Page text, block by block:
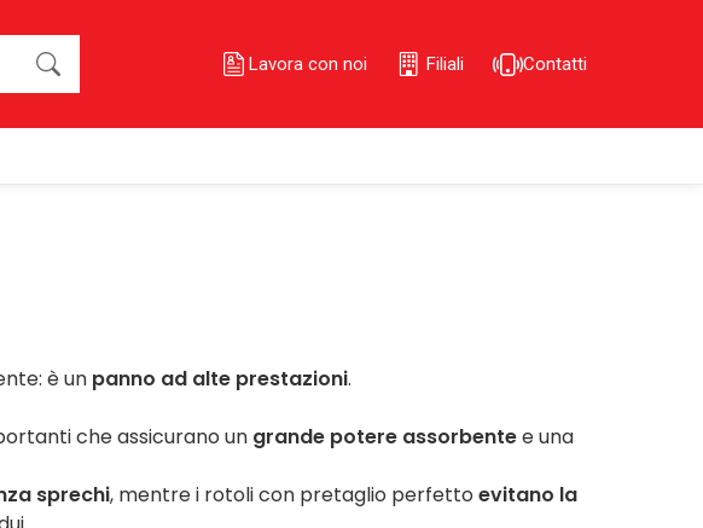
Lavora con noi Filiali Contatti
è un panno ad alte prestazioni.
che assicurano un grande potere assorbentee una
sprechi, mentre i rotoli con pretaglio perfetto evitano la